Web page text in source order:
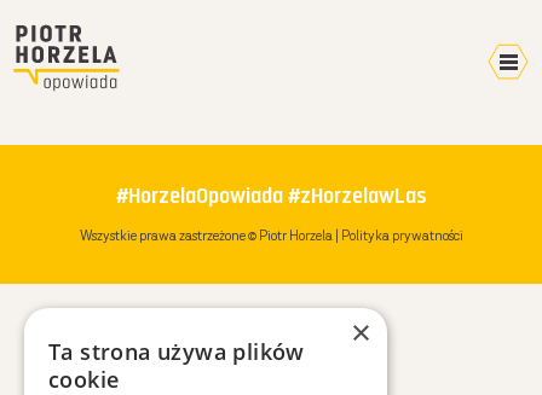
#HorzelaOpowiada #zHorzelawLas
Wszystkie prawa zastrzeżone © Piotr Horzela | Polityka prywatności
Kalendarz 2026
Home
Video
Terminarz
Mikroblog
×
Ta strona używa plików
cookie